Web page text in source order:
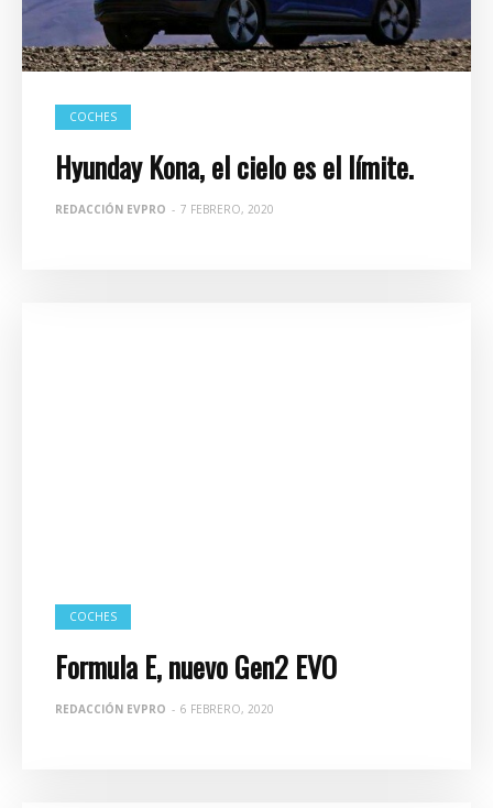
COCHES
Hyunday Kona, el cielo es el límite.
REDACCIÓN EVPRO - 7 FEBRERO, 2020
COCHES
Formula E, nuevo Gen2 EVO
REDACCIÓN EVPRO - 6 FEBRERO, 2020